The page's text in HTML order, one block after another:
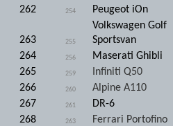
262
254 Peugeot iOn
263 255
Volkswagen Golf
Sportsvan
264
256 Maserati Ghibli
265
259 Infiniti Q50
266
260 Alpine A110
267
261 DR-6
268
263 Ferrari Portofino